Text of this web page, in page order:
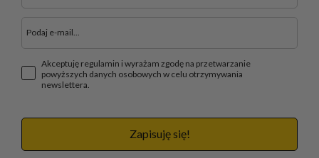
Akceptuję regulamin i wyrażam zgodę na przetwarzanie
powyższych danych osobowych w celu otrzymywania
newslettera.
Zapisuję się!